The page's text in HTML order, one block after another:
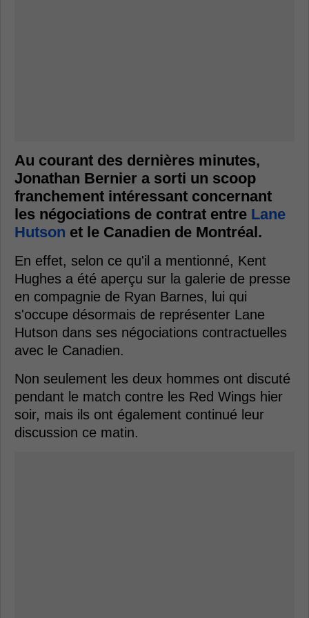
Au courant des dernières minutes,
Jonathan Bernier a sorti un scoop
franchement intéressant concernant
les négociations de contrat entre Lane
Hutson et le Canadien de Montréal.
En effet, selon ce qu'il a mentionné, Kent
Hughes a été aperçu sur la galerie de presse
en compagnie de Ryan Barnes, lui qui
s'occupe désormais de représenter Lane
Hutson dans ses négociations contractuelles
avec le Canadien.
Non seulement les deux hommes ont discuté
pendant le match contre les Red Wings hier
soir, mais ils ont également continué leur
discussion ce matin.